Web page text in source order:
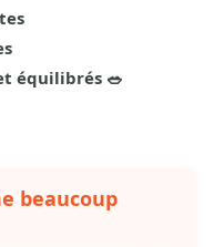
équilibrés 🥗
beaucoup